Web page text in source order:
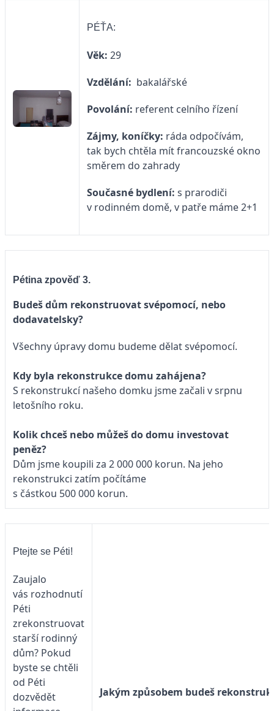
PÉŤA:
Věk: 29
Vzdělání: bakalářské
Povolání: referent celního řízení
Zájmy, koníčky: ráda odpočívám,
tak bych chtěla mít francouzské okno
směrem do zahrady
Současné bydlení: s prarodiči
v rodinném domě, v patře máme 2+1
Pétina zpověď 3.
Budeš dům rekonstruovat svépomocí, nebo
dodavatelsky?
Všechny úpravy domu budeme dělat svépomocí.
Kdy byla rekonstrukce domu zahájena?
S rekonstrukcí našeho domku jsme začali v srpnu
letošního roku.
Kolik chceš nebo můžeš do domu investovat
peněz?
Dům jsme koupili za 2 000 000 korun. Na jeho
rekonstrukci zatím počítáme
s částkou 500 000 korun.
Ptejte se Péti!
Zaujalo
vás rozhodnutí
Péti
zrekonstruovat
starší rodinný
dům? Pokud
byste se chtěli
od Péti
dozvědět
Jakým způsobem budeš